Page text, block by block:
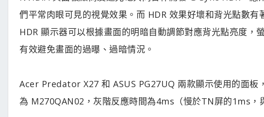
們平常肉眼可見的視覺效果。而 HDR 效果好壞和背光點數
HDR 顯示器可以根據畫面的明暗自動調節對應背光點亮度，
有效避免畫面的過曝、過暗情況。
Acer Predator X27 和 ASUS PG27UQ 兩款顯示使用的面板
為 M270QAN02，灰階反應時間為4ms（慢於TN屏的1ms，